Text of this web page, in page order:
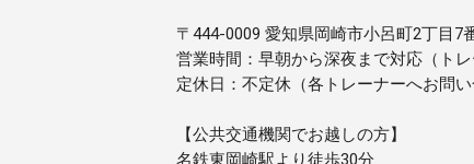
〒444-0009 愛知県岡崎市小呂町2丁目7
営業時間：早朝から深夜まで対応（トレ
定休日：不定休（各トレーナーへお問い
【公共交通機関でお越しの方】
名鉄東岡崎駅より徒歩30分